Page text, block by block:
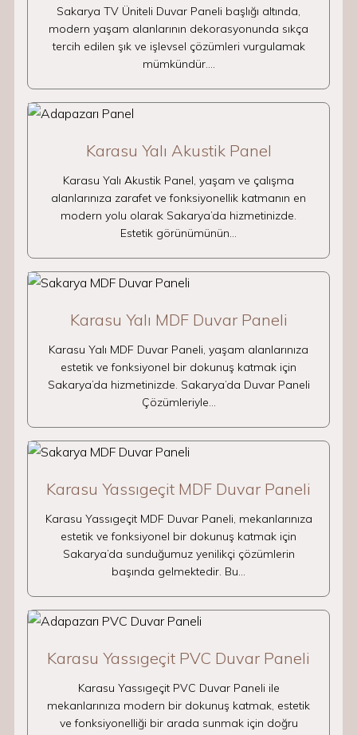
Sakarya TV Üniteli Duvar Paneli başlığı altında,
modern yaşam alanlarının dekorasyonunda sıkça
tercih edilen şık ve işlevsel çözümleri vurgulamak
mümkündür.…
Karasu Yalı Akustik Panel
Karasu Yalı Akustik Panel, yaşam ve çalışma
alanlarınıza zarafet ve fonksiyonellik katmanın en
modern yolu olarak Sakarya’da hizmetinizde.
Estetik görünümünün…
Karasu Yalı MDF Duvar Paneli
Karasu Yalı MDF Duvar Paneli, yaşam alanlarınıza
estetik ve fonksiyonel bir dokunuş katmak için
Sakarya’da hizmetinizde. Sakarya’da Duvar Paneli
Çözümleriyle…
Karasu Yassıgeçit MDF Duvar Paneli
Karasu Yassıgeçit MDF Duvar Paneli, mekanlarınıza
estetik ve fonksiyonel bir dokunuş katmak için
Sakarya’da sunduğumuz yenilikçi çözümlerin
başında gelmektedir. Bu…
Karasu Yassıgeçit PVC Duvar Paneli
Karasu Yassıgeçit PVC Duvar Paneli ile
mekanlarınıza modern bir dokunuş katmak, estetik
ve fonksiyonelliği bir arada sunmak için doğru